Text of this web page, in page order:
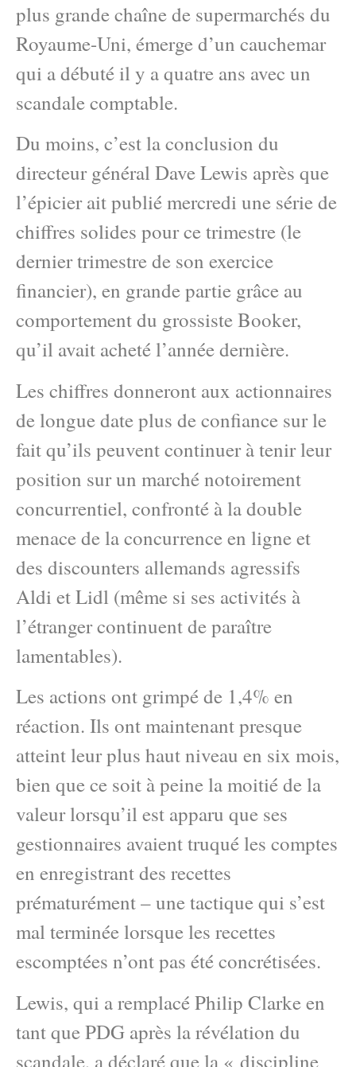
plus grande chaîne de supermarchés du
Royaume-Uni, émerge d’un cauchemar
qui a débuté il y a quatre ans avec un
scandale comptable.
Du moins, c’est la conclusion du
directeur général Dave Lewis après que
l’épicier ait publié mercredi une série de
chiffres solides pour ce trimestre (le
dernier trimestre de son exercice
financier), en grande partie grâce au
comportement du grossiste Booker,
qu’il avait acheté l’année dernière.
Les chiffres donneront aux actionnaires
de longue date plus de confiance sur le
fait qu’ils peuvent continuer à tenir leur
position sur un marché notoirement
concurrentiel, confronté à la double
menace de la concurrence en ligne et
des discounters allemands agressifs
Aldi et Lidl (même si ses activités à
l’étranger continuent de paraître
lamentables).
Les actions ont grimpé de 1,4% en
réaction. Ils ont maintenant presque
atteint leur plus haut niveau en six mois,
bien que ce soit à peine la moitié de la
valeur lorsqu’il est apparu que ses
gestionnaires avaient truqué les comptes
en enregistrant des recettes
prématurément – une tactique qui s’est
mal terminée lorsque les recettes
escomptées n’ont pas été concrétisées.
Lewis, qui a remplacé Philip Clarke en
tant que PDG après la révélation du
scandale, a déclaré que la « discipline